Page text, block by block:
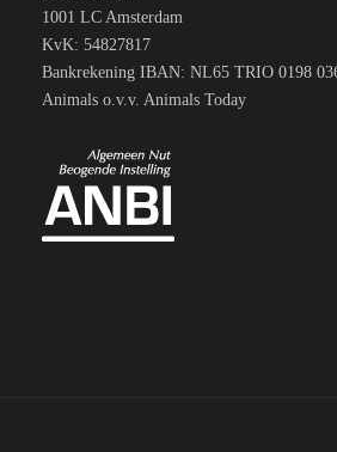
1001 LC Amsterdam
KvK: 54827817
Bankrekening IBAN: NL65 TRIO 0198
Animals o.v.v. Animals Today